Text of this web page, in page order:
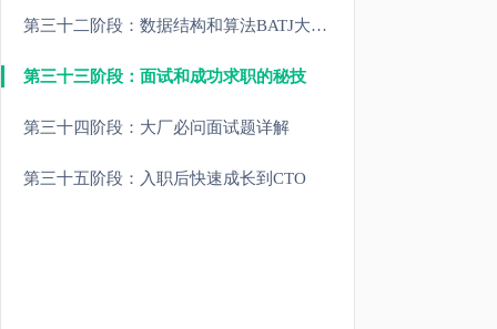
第三十二阶段：数据结构和算法BATJ大厂面试重难点
第三十三阶段：面试和成功求职的秘技
第三十四阶段：大厂必问面试题详解
第三十五阶段：入职后快速成长到CTO